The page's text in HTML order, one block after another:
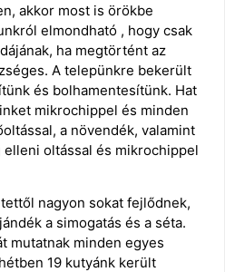
akkor most is örökbe
elmondható , hogy csak
ha megtörtént az
A telepünkre bekerült
és bolhamentesítünk. Hat
mikrochippel és minden
a növendék, valamint
oltással és mikrochippel
nagyon sokat fejlődnek,
a simogatás és a séta.
mutatnak minden egyes
19 kutyánk került